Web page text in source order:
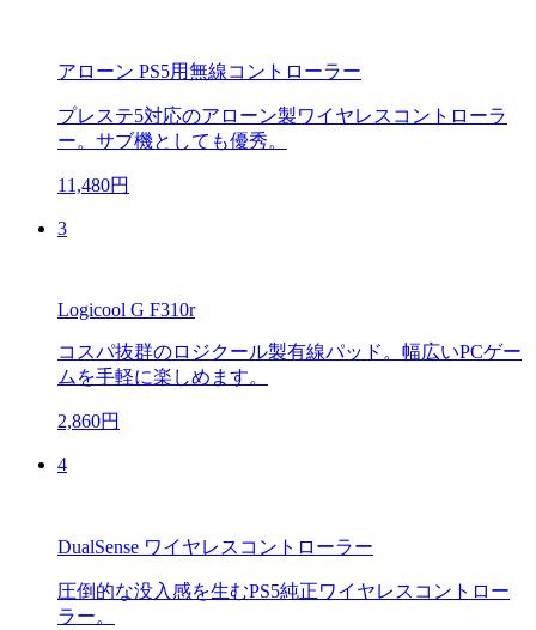
アローン PS5用無線コントローラー
プレステ5対応のアローン製ワイヤレスコントローラ
ー。サブ機としても優秀。
11,480円
3
Logicool G F310r
コスパ抜群のロジクール製有線パッド。幅広いPCゲー
ムを手軽に楽しめます。
2,860円
4
DualSense ワイヤレスコントローラー
圧倒的な没入感を生むPS5純正ワイヤレスコントロー
ラー。